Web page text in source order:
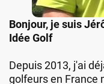
Bonjour, je suis
Idée Golf
Depuis 2013, j'ai
golfeurs en France